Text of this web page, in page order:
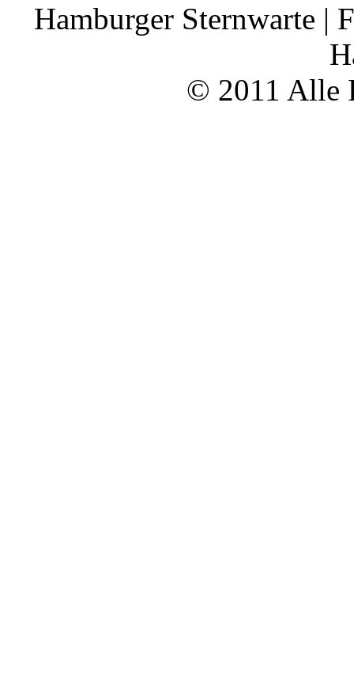
Hamburger Sternwarte |
© 2011 Alle